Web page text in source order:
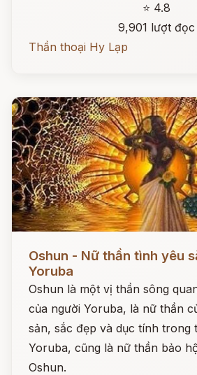
⭐ 4.8
9,901 lượt đọc
Thần thoại Hy Lạp
Oshun - Nữ thần tình yêu
Yoruba
Oshun là một vị thần sông
của người Yoruba, là nữ thần
sản, sắc đẹp và dục tính trong
Yoruba, cũng là nữ thần bảo
Oshun.